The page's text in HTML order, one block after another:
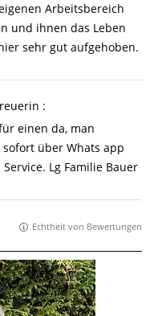
Arbeitsbereich
und ihnen das Leben
sehr gut aufgehoben.
:
einen da, man
über Whats app
Lg Familie Bauer
Echtheit von Bewertungen